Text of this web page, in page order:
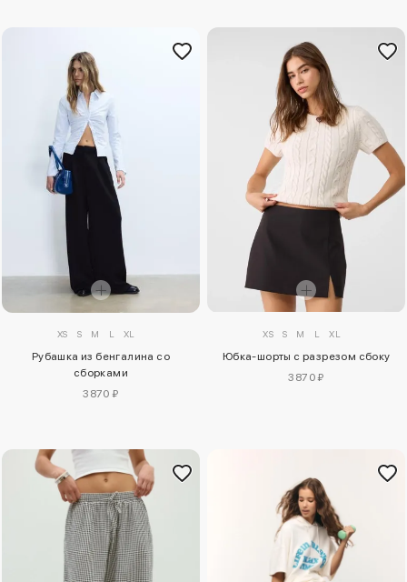
XS S M L XL
Рубашка из бенгалина со
сборками
3870 ₽
XS S M L XL
Юбка-шорты с разрезом сбоку
3870 ₽